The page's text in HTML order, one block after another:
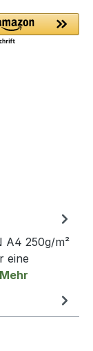
A4 250g/m²
eine
Mehr